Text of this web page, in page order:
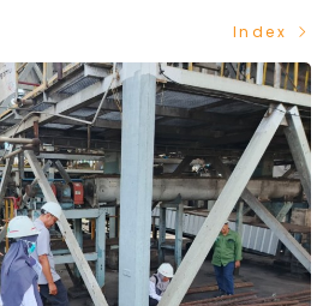
Index